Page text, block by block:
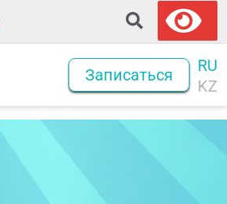
Записаться
RU
KZ